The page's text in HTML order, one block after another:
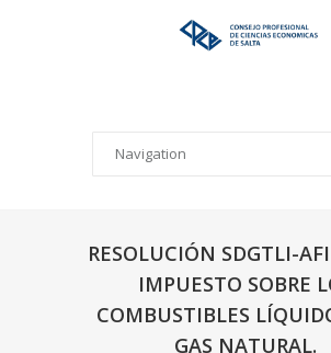
RESOLUCIÓN SDGTLI-
IMPUESTO SOBRE
COMBUSTIBLES
GAS NATURAL.